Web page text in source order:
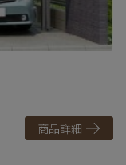
商品詳細